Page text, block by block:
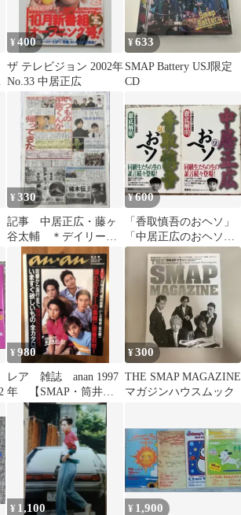
¥400
ザ テレビジョン 2002年
No.33 中居正広
¥633
SMAP Battery USJ限定
CD
¥330
記事 中居正広・藤ヶ
谷太輔 ＊デイリース
ポーツ1月15日
¥600
「香取慎吾のおヘソ」
「中居正広のおヘソ」
徹底解明 2冊セット
¥980
レア 雑誌 anan 1997
年 【SMAP・筒井道
隆・いしだ壱成・田辺
誠一】
¥300
THE SMAP MAGAZINE
マガジンハウスムック
¥ 1,100 ¥ 1,900